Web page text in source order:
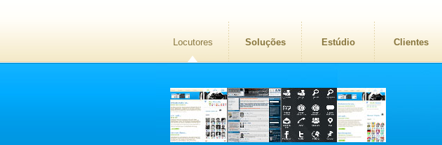
Locutores Soluções Estúdio Clientes